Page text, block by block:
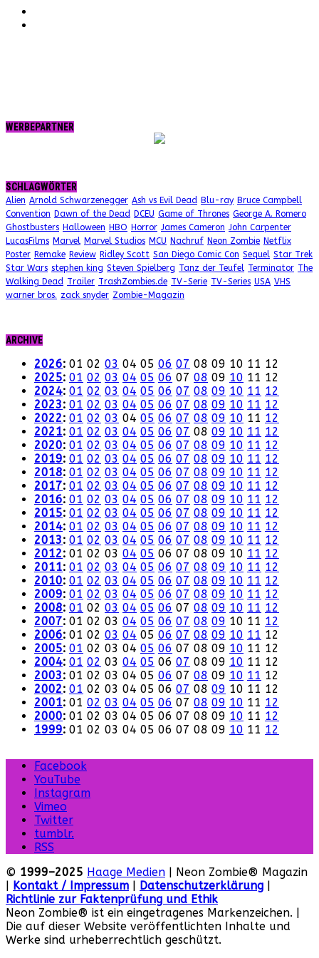
WERBEPARTNER
SCHLAGWÖRTER
Alien Arnold Schwarzenegger Ash vs Evil Dead Blu-ray Bruce Campbell
Convention Dawn of the Dead DCEU Game of Thrones George A. Romero
Ghostbusters Halloween HBO Horror James Cameron John Carpenter
LucasFilms Marvel Marvel Studios MCU Nachruf Neon Zombie Netflix
Poster Remake Review Ridley Scott San Diego Comic Con Sequel Star Trek
Star Wars stephen king Steven Spielberg Tanz der Teufel Terminator The
Walking Dead Trailer TrashZombies.de TV-Serie TV-Series USA VHS
warner bros. zack snyder Zombie-Magazin
ARCHIVE
2026: 01 02 03 04 05 06 07 08 09 10 11 12
2025: 01 02 03 04 05 06 07 08 09 10 11 12
2024: 01 02 03 04 05 06 07 08 09 10 11 12
2023: 01 02 03 04 05 06 07 08 09 10 11 12
2022: 01 02 03 04 05 06 07 08 09 10 11 12
2021: 01 02 03 04 05 06 07 08 09 10 11 12
2020: 01 02 03 04 05 06 07 08 09 10 11 12
2019: 01 02 03 04 05 06 07 08 09 10 11 12
2018: 01 02 03 04 05 06 07 08 09 10 11 12
2017: 01 02 03 04 05 06 07 08 09 10 11 12
2016: 01 02 03 04 05 06 07 08 09 10 11 12
2015: 01 02 03 04 05 06 07 08 09 10 11 12
2014: 01 02 03 04 05 06 07 08 09 10 11 12
2013: 01 02 03 04 05 06 07 08 09 10 11 12
2012: 01 02 03 04 05 06 07 08 09 10 11 12
2011: 01 02 03 04 05 06 07 08 09 10 11 12
2010: 01 02 03 04 05 06 07 08 09 10 11 12
2009: 01 02 03 04 05 06 07 08 09 10 11 12
2008: 01 02 03 04 05 06 07 08 09 10 11 12
2007: 01 02 03 04 05 06 07 08 09 10 11 12
2006: 01 02 03 04 05 06 07 08 09 10 11 12
2005: 01 02 03 04 05 06 07 08 09 10 11 12
2004: 01 02 03 04 05 06 07 08 09 10 11 12
2003: 01 02 03 04 05 06 07 08 09 10 11 12
2002: 01 02 03 04 05 06 07 08 09 10 11 12
2001: 01 02 03 04 05 06 07 08 09 10 11 12
2000: 01 02 03 04 05 06 07 08 09 10 11 12
1999: 01 02 03 04 05 06 07 08 09 10 11 12
Facebook
YouTube
Instagram
Vimeo
Twitter
tumblr.
RSS
© 1999–2025 Haage Medien | Neon Zombie® Magazin
Kontakt / Impressum Datenschutzerklärung
Richtlinie zur Faktenprüfung und Ethik
Neon Zombie® ist ein eingetragenes Markenzeichen. |
Die auf dieser Website veröffentlichten Inhalte und
Werke sind urheberrechtlich geschützt.